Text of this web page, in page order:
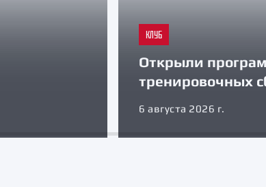
КЛУБ
Открыли
тренировочных
6 августа 2026 г.